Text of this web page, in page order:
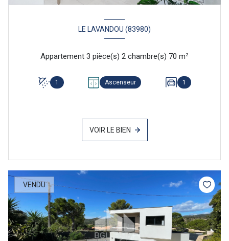
LE LAVANDOU (83980)
Appartement 3 pièce(s) 2 chambre(s) 70 m²
1 Ascenseur 1
VOIR LE BIEN
VENDU